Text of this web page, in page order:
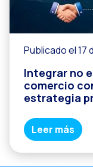
Publicado el 17
Integrar no
comercio
estrategia
Leer más